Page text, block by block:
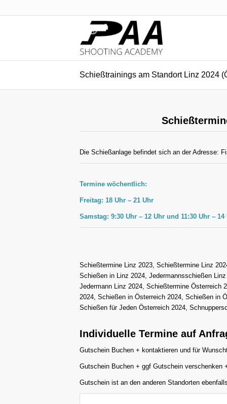
Schießtrainings am Standort Linz 2024
Die Schießanlage befindet sich an der Adresse:
Termine wöchentlich:
Freitag: 18 Uhr – 21 Uhr
Samstag: 9:30 Uhr – 12 Uhr und 11:30 Uhr – 14
Schießtermine Linz 2023, Schießtermine Linz
Schießen in Linz 2024, Jedermannsschießen
Jedermann Linz 2024, Schießtermine Österreich
2024, Schießen in Österreich 2024, Schießen in
Schießen für Jeden Österreich 2024,
Individuelle Termine auf
Gutschein Buchen + kontaktieren und für
Gutschein Buchen + ggf Gutschein verschenken
Gutschein ist an den anderen Standorten